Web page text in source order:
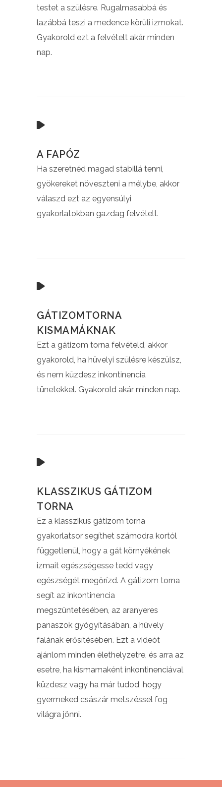
testet a szülésre. Rugalmasabbá és
lazábbá teszi a medence körüli izmokat.
Gyakorold ezt a felvételt akár minden
nap.
A FAPÓZ
Ha szeretnéd magad stabillá tenni,
gyökereket növeszteni a mélybe, akkor
válaszd ezt az egyensúlyi
gyakorlatokban gazdag felvételt.
GÁTIZOMTORNA
KISMAMÁKNAK
Ezt a gátizom torna felvételd, akkor
gyakorold, ha hüvelyi szülésre készülsz,
és nem küzdesz inkontinencia
tünetekkel. Gyakorold akár minden nap.
KLASSZIKUS GÁTIZOM
TORNA
Ez a klasszikus gátizom torna
gyakorlatsor segíthet számodra kortól
függetlenül, hogy a gát környékének
izmait egészségesse tedd vagy
egészségét megőrízd. A gátizom torna
segít az inkontinencia
megszüntetésében, az aranyeres
panaszok gyógyításában, a hüvely
falának erősítésében. Ezt a videót
ajánlom minden élethelyzetre, és arra az
esetre, ha kismamaként inkontinenciával
küzdesz vagy ha már tudod, hogy
gyermeked császár metszéssel fog
világra jönni.